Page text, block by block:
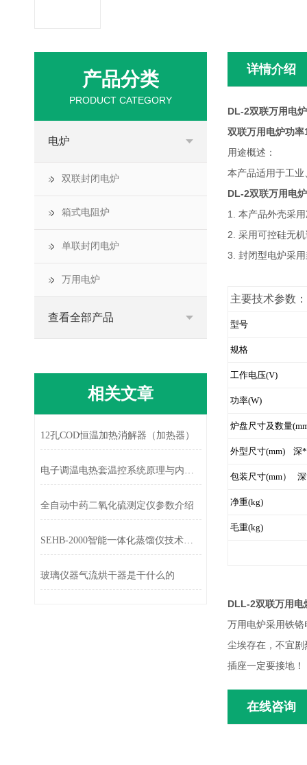
详情介绍
DL-2双联万用电炉
双联万用电炉功
用途概述：
本产品适用于工
DL-2双联万用电
1. 本产品外壳采
2. 采用可控硅无
3. 封闭型电炉采
主要技术参数：
型号
规格
工作电压(V)
功率(W)
炉盘尺寸及数量
外型尺寸(mm) 深
包装尺寸(mm）
净重(kg)
毛重(kg)
DLL-2双联万用电
万用电炉采用铁
尘埃存在，不宜
插座一定要接地！
在线咨询
产品分类
PRODUCT CATEGORY
电炉
双联封闭电炉
箱式电阻炉
单联封闭电炉
万用电炉
查看全部产品
相关文章
12孔COD恒温加热消解器（加热器）
电子调温电热套温控系统原理与内部结构拆解
全自动中药二氧化硫测定仪参数介绍
SEHB-2000智能一体化蒸馏仪技术参数
玻璃仪器气流烘干器是干什么的